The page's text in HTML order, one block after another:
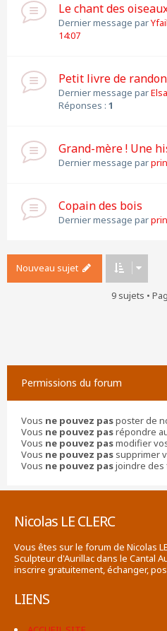
Le chant des
Dernier message par
14:07
Petit livre de
Dernier message parElsa
Réponses : 1
Grand-mère ! Une
Dernier message par
Copain des bois
Dernier message par
Nouveau sujet
9 sujets •
Permissions du forum
Vous ne pouvez pasposter de
Vous ne pouvez pasrépondre
Vous ne pouvez pasmodifier
Vous ne pouvez pas supprimer
Vous ne pouvez pasjoindre des
Nicolas LE CLERC
Vous êtes sur le forum de Nicolas
Sculpteur d'Aurillac dans le Cantal
inscrire gratuitement, échanger,
LIENS